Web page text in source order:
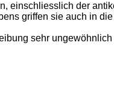
einschliesslich der
griffen sie auch in
sehr